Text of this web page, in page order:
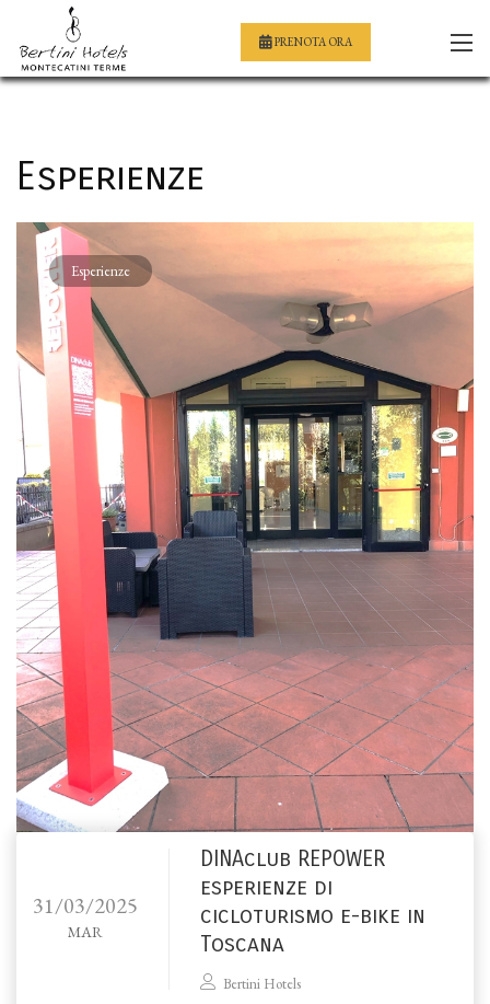
PRENOTA ORA
Esperienze
Esperienze
31/03/2025
MAR
DINAclub REPOWER
esperienze di
cicloturismo e-bike in
Toscana
Bertini Hotels